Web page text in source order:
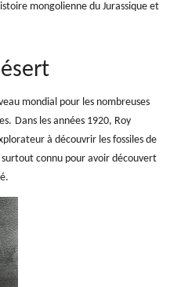
mongolienne du Jurassique et
mondial pour les nombreuses
Dans les années 1920, Roy
à découvrir les fossiles de
connu pour avoir découvert